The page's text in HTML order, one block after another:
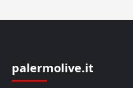
palermolive.it